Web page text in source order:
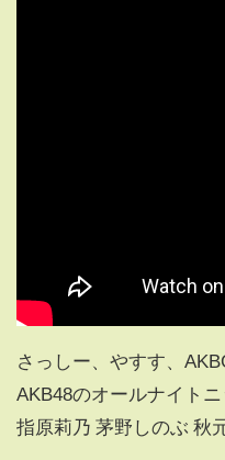
さっしー、やすす、
AKB48のオールナイト
指原莉乃 茅野しのぶ 秋